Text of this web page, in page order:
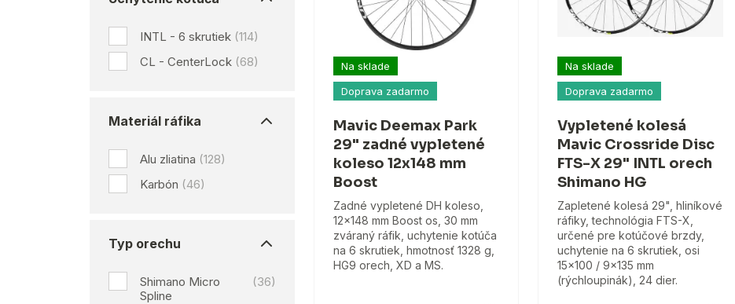
INTL - 6 skrutiek (114)
CL - CenterLock (68)
Materiál ráfika
Alu zliatina (128)
Karbón (46)
Typ orechu
Shimano Micro
Spline
(36)
Na sklade
Doprava zadarmo
Mavic Deemax Park
29" zadné vypletené
koleso 12x148 mm
Boost
Zadné vypletené DH koleso,
12x148 mm Boost os, 30 mm
zváraný ráfik, uchytenie kotúča
na 6 skrutiek, hmotnosť 1328 g,
HG9 orech, XD a MS.
Na sklade
Doprava zadarmo
Vypletené kolesá
Mavic Crossride Disc
FTS-X 29" INTL orech
Shimano HG
Zapletené kolesá 29", hliníkové
ráfiky, technológia FTS-X,
určené pre kotúčové brzdy,
uchytenie na 6 skrutiek, osi
15×100 / 9×135 mm
(rýchloupinák), 24 dier.